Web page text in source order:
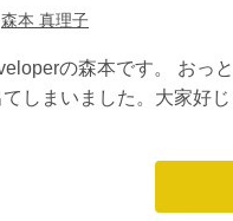
森本 真理子
の森本です。 おっ
しまいました。大家好